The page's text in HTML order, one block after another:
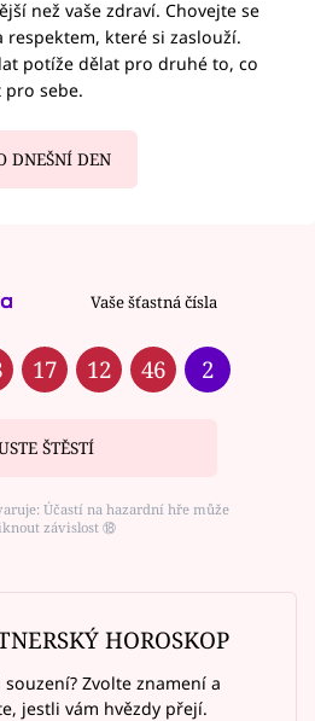
než vaše zdraví. Chovejte se
respektem, které si zaslouží.
potíže dělat pro druhé to, co
pro sebe.
DNEŠNÍ DEN
Vaše šťastná čísla
17 12 46 2
ŠTĚSTÍ
Účastí na hazardní hře může
závislost ⑱
HOROSKOP
souzení? Zvolte znamení a
jestli vám hvězdy přejí.